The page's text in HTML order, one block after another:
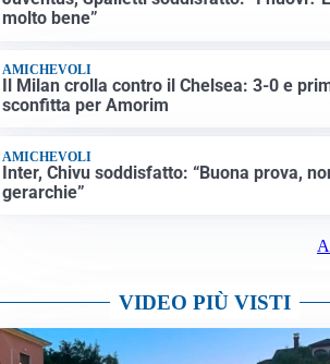
molto bene”
AMICHEVOLI
Il Milan crolla contro il Chelsea: 3-0 e
sconfitta per Amorim
AMICHEVOLI
Inter, Chivu soddisfatto: “Buona prova,
gerarchie”
VIDEO PIÙ VISTI